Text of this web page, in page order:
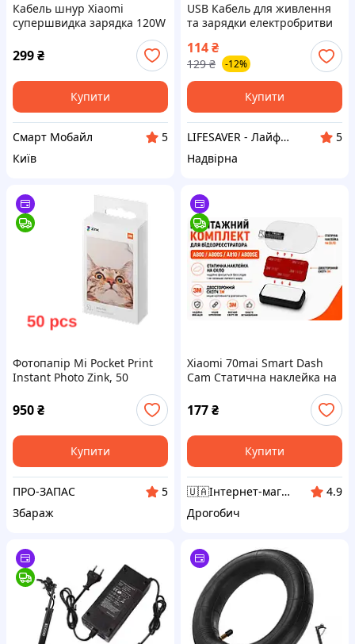
Кабель шнур Xiaomi
супершвидка зарядка 120W
67W 33W Mi Turbo Charge
USB Type-C 6A 1м
299₴
Купити
Смарт Мобайл
5
Київ
USB Кабель для живлення
та зарядки електробритви
інших
114₴
129 ₴ -12%
Купити
LIFESAVER - ЛайфСейвер
5
Надвірна
Фотопапір Mi Pocket Print
Instant Photo Zink, 50
аркушів, для фотопринтера
Xiaomi, формат 5 х 7,6 см
950₴
Купити
ПРО-ЗАПАС
5
Збараж
Xiaomi 70mai Smart Dash
Cam Cтатична наклейка на
скло Пластина + 3M Скотч
70mai 4K A800 /A800S/A810
177₴
Купити
🇺🇦Інтернет-магазин "VM24" - Відправлення товарів в день замовлення.
4.9
Дрогобич